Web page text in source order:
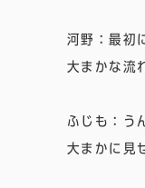
河野：最初
大まかな流
ふじも：う
大まかに見